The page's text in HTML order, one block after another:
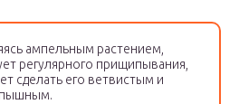
ампельным растением,
регулярного прищипывания,
сделать его ветвистым и
пышным.